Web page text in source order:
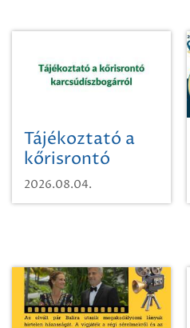
Tájékoztató a
kőrisrontó
karcsúdíszbogárról
2026.08.04.